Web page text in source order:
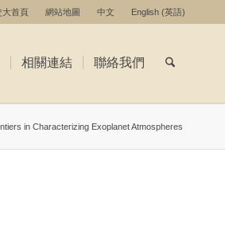
大首頁 網站地圖 中文 English (英語)
相關連結 聯絡我們
in Characterizing Exoplanet Atmospheres